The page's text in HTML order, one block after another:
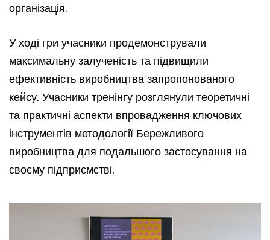
організація.
У ході гри учасники продемонстрували
максимальну залученість та підвищили
ефективність виробництва запропонованого
кейсу. Учасники тренінгу розглянули теоретичні
та практичні аспекти впровадження ключових
інструментів методології Бережливого
виробництва для подальшого застосування на
своєму підприємстві.